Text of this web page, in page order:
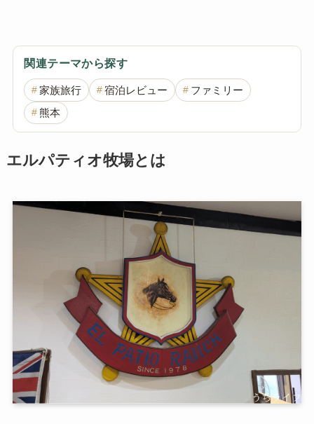
関連テーマから探す
家族旅行 宿泊レビュー
ファミリー
熊本
エルパティオ牧場とは